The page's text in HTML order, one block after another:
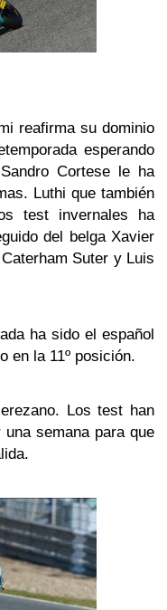
reafirma su dominio
esperando
Cortese le ha
Luthi que también
test invernales ha
del belga Xavier
Suter y Luis
ha sido el español
en la 11º posición.
Los test han
semana para que